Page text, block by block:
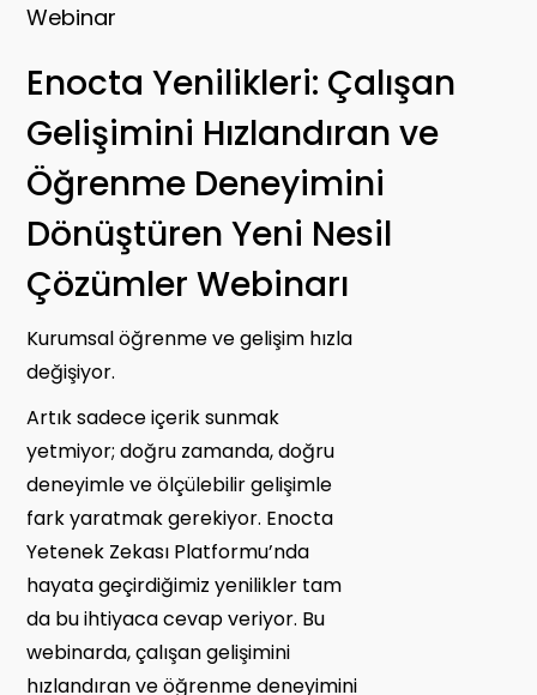
Webinar
Enocta Yenilikleri: Çalışan
Gelişimini Hızlandıran ve
Öğrenme Deneyimini
Dönüştüren Yeni Nesil
Çözümler Webinarı
Kurumsal öğrenme ve gelişim hızla
değişiyor.
Artık sadece içerik sunmak
yetmiyor; doğru zamanda, doğru
deneyimle ve ölçülebilir gelişimle
fark yaratmak gerekiyor. Enocta
Yetenek Zekası Platformu’nda
hayata geçirdiğimiz yenilikler tam
da bu ihtiyaca cevap veriyor. Bu
webinarda, çalışan gelişimini
hızlandıran ve öğrenme deneyimini